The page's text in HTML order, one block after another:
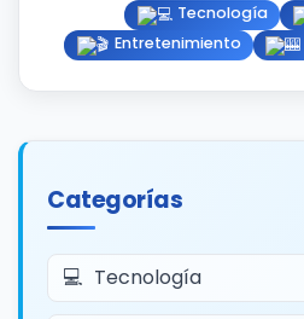
Tecnología
Entretenimiento
Categorías
Tecnología